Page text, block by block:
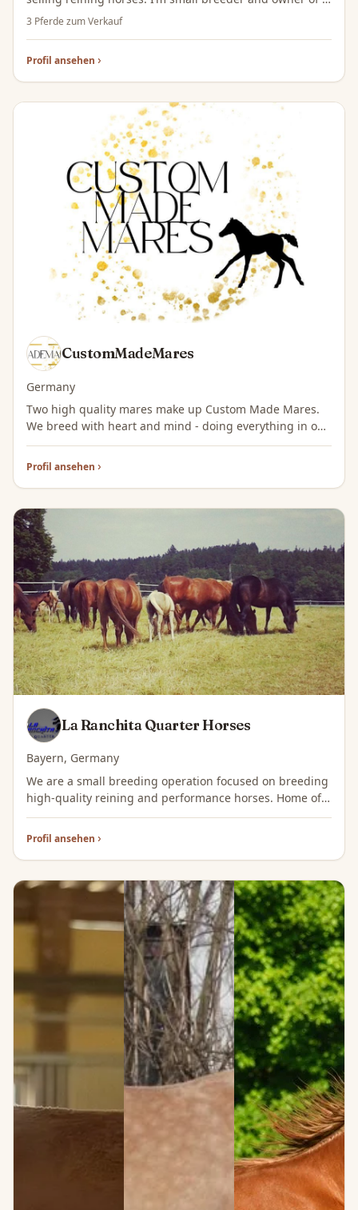
quarter horses.
3 Pferde zum Verkauf
Profil ansehen
CustomMadeMares
Germany
Two high quality mares make up Custom Made Mares.
We breed with heart and mind - doing everything in our
power to create top prospects and willing partners for
Quarter Horse lovers like ourselves.
Profil ansehen
La Ranchita Quarter Horses
Bayern, Germany
We are a small breeding operation focused on breeding
high-quality reining and performance horses. Home of
Chex N Go. Quarter Horse breeding since 1990
Profil ansehen